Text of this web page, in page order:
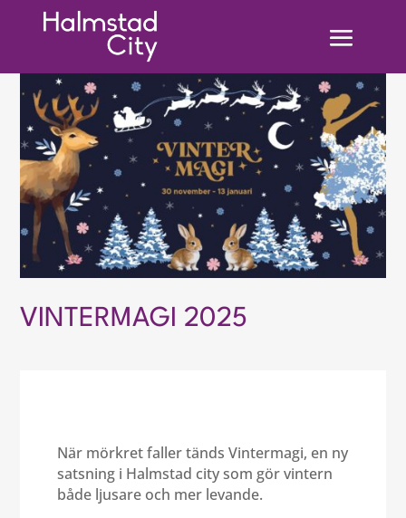
VINTERMAGI 2025
När mörkret faller tänds Vintermagi, en ny
satsning i Halmstad city som gör vintern
både ljusare och mer levande.